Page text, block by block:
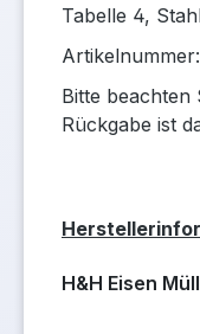
Tabelle 4,
Bitte beachten
Rückgabe ist
H&H Eisen